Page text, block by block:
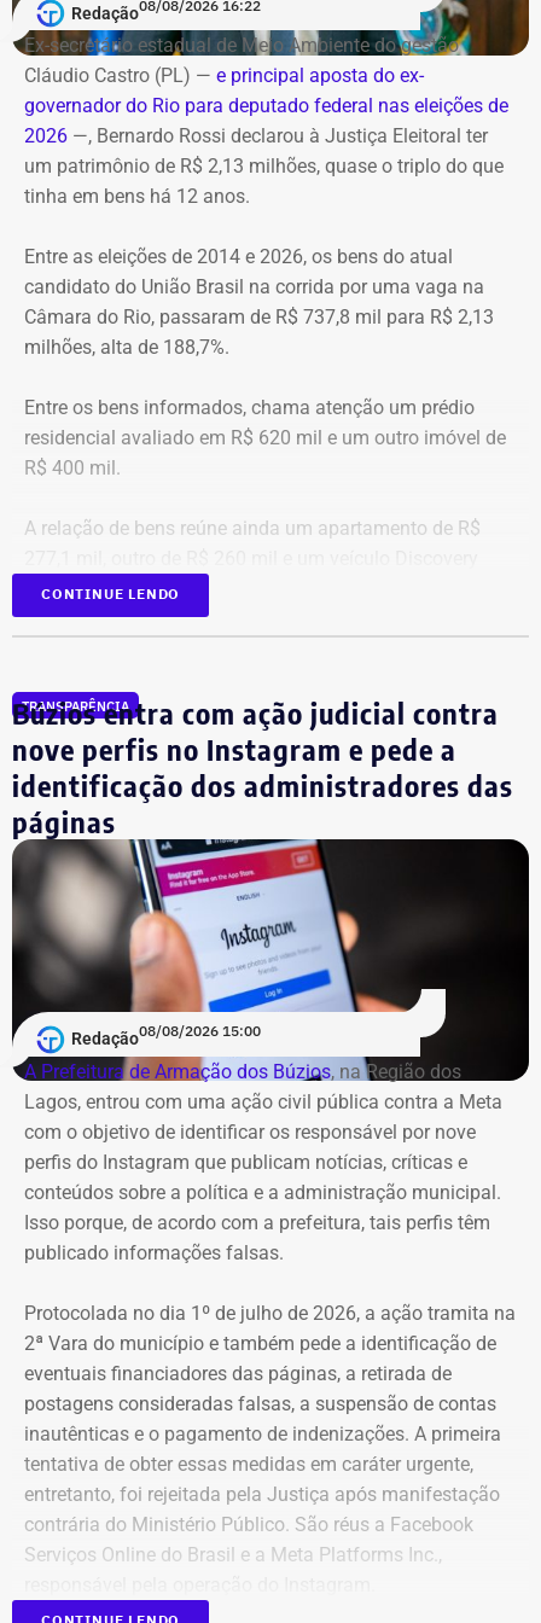
Data: domingo, 09 de agosto de 2026
Horário: 20h
Transmissão: Canal Band, BandNews FM e YouTube do
TEMPO REAL
Pré-hora: 19h, com cobertura especial pelo YouTube do
TEMPO REAL
incêndios florestais foram mobilizados e conseguiram
controlar o fogo.
A operação mobilizou cerca de 40 militares, 11 viaturas e
4 unidades operacionais.
Redação08/08/2026 16:22
Ex-secretário estadual de Meio Ambiente do gestão
Cláudio Castro (PL) — e principal aposta do ex-
governador do Rio para deputado federal nas eleições de
2026 —, Bernardo Rossi declarou à Justiça Eleitoral ter
um patrimônio de R$ 2,13 milhões, quase o triplo do que
tinha em bens há 12 anos.
Entre as eleições de 2014 e 2026, os bens do atual
candidato do União Brasil na corrida por uma vaga na
Câmara do Rio, passaram de R$ 737,8 mil para R$ 2,13
milhões, alta de 188,7%.
Entre os bens informados, chama atenção um prédio
residencial avaliado em R$ 620 mil e um outro imóvel de
R$ 400 mil.
A relação de bens reúne ainda um apartamento de R$
D300, ano 2023, declarado por R$ 330 mil. Também
aparecem na lista cerca de R$ 177 mil em aplicações e
CONTINUE LENDO
TRANSPARÊNCIA
Búzios entra com ação judicial contra
nove perfis no Instagram e pede a
identificação dos administradores das
páginas
Redação08/08/2026 15:00
A Prefeitura de Armação dos Búzios, na Região dos
Lagos, entrou com uma ação civil pública contra a Meta
com o objetivo de identificar os responsável por nove
perfis do Instagram que publicam notícias, críticas e
conteúdos sobre a política e a administração municipal.
Isso porque, de acordo com a prefeitura, tais perfis têm
publicado informações falsas.
Protocolada no dia 1º de julho de 2026, a ação tramita na
2ª Vara do município e também pede a identificação de
eventuais financiadores das páginas, a retirada de
postagens consideradas falsas, a suspensão de contas
inautênticas e o pagamento de indenizações. A primeira
tentativa de obter essas medidas em caráter urgente,
entretanto, foi rejeitada pela Justiça após manifestação
contrária do Ministério Público. São réus a Facebook
Serviços Online do Brasil e a Meta Platforms Inc.,